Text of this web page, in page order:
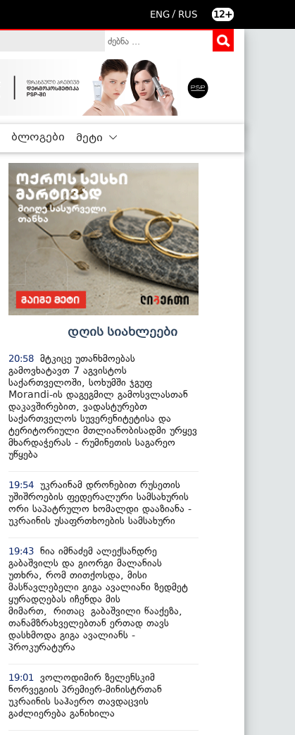
ENG / RUS 12+
ბლოგები მეტი
დღის სიახლეები
20:58 მტკიცე უთანხმოებას
გამოვხატავთ 7 აგვისტოს
საქართველოში, სოხუმში ჯგუფ
Morandi-ის დაგეგმილ გამოსვლასთან
დაკავშირებით, ვადასტურებთ
საქართველოს სუვერენიტეტისა და
ტერიტორიული მთლიანობისადმი ურყევ
მხარდაჭერას - რუმინეთის საგარეო
უწყება
19:54 უკრაინამ დრონებით რუსეთის
უშიშროების ფედერალური სამსახურის
ორი საპატრულო ხომალდი დააზიანა -
უკრაინის უსაფრთხოების სამსახური
19:43 ნია იმნაძემ ალექსანდრე
გაბაშვილს და გიორგი მალანიას
უთხრა, რომ თითქოსდა, მისი
მასწავლებელი გიგა ავალიანი ზედმეტ
ყურადღებას იჩენდა მის
მიმართ, რითაც გაბაშვილი წააქეზა,
თანამზრახველებთან ერთად თავს
დასხმოდა გიგა ავალიანს -
პროკურატურა
19:01
ვოლოდიმირ ზელენსკიმ
ნორვეგიის პრემიერ-მინისტრთან
უკრაინის საჰაერო თავდაცვის
გაძლიერება განიხილა